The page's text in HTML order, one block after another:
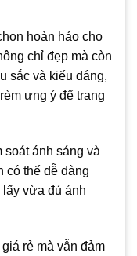
hoàn hảo cho
chỉ đẹp mà còn
sắc và kiểu dáng,
ưng ý để trang
soát ánh sáng và
có thể dễ dàng
vừa đủ ánh
rẻ mà vẫn đảm